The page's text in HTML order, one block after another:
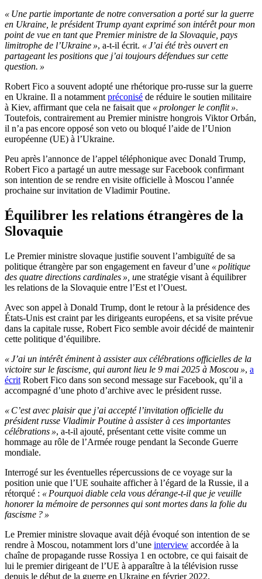
« Une partie importante de notre conversation a porté sur la guerre
en Ukraine, le président Trump ayant exprimé son intérêt pour mon
point de vue en tant que Premier ministre de la Slovaquie, pays
limitrophe de l’Ukraine », a-t-il écrit. « J’ai été très ouvert en
partageant les positions que j’ai toujours défendues sur cette
question. »
Robert Fico a souvent adopté une rhétorique pro-russe sur la guerre
en Ukraine. Il a notamment préconisé de réduire le soutien militaire
à Kiev, affirmant que cela ne faisait que « prolonger le conflit ».
Toutefois, contrairement au Premier ministre hongrois Viktor Orbán,
il n’a pas encore opposé son veto ou bloqué l’aide de l’Union
européenne (UE) à l’Ukraine.
Peu après l’annonce de l’appel téléphonique avec Donald Trump,
Robert Fico a partagé un autre message sur Facebook confirmant
son intention de se rendre en visite officielle à Moscou l’année
prochaine sur invitation de Vladimir Poutine.
Équilibrer les relations étrangères de la
Slovaquie
Le Premier ministre slovaque justifie souvent l’ambiguïté de sa
politique étrangère par son engagement en faveur d’une « politique
des quatre directions cardinales », une stratégie visant à équilibrer
les relations de la Slovaquie entre l’Est et l’Ouest.
Avec son appel à Donald Trump, dont le retour à la présidence des
États-Unis est craint par les dirigeants européens, et sa visite prévue
dans la capitale russe, Robert Fico semble avoir décidé de maintenir
cette politique d’équilibre.
« J’ai un intérêt éminent à assister aux célébrations officielles de la
victoire sur le fascisme, qui auront lieu le 9 mai 2025 à Moscou », a
écrit Robert Fico dans son second message sur Facebook, qu’il a
accompagné d’une photo d’archive avec le président russe.
« C’est avec plaisir que j’ai accepté l’invitation officielle du
président russe Vladimir Poutine à assister à ces importantes
célébrations », a-t-il ajouté, présentant cette visite comme un
hommage au rôle de l’Armée rouge pendant la Seconde Guerre
mondiale.
Interrogé sur les éventuelles répercussions de ce voyage sur la
position unie que l’UE souhaite afficher à l’égard de la Russie, il a
rétorqué : « Pourquoi diable cela vous dérange-t-il que je veuille
honorer la mémoire de personnes qui sont mortes dans la folie du
fascisme ? »
Le Premier ministre slovaque avait déjà évoqué son intention de se
rendre à Moscou, notamment lors d’une interview accordée à la
chaîne de propagande russe Rossiya 1 en octobre, ce qui faisait de
lui le premier dirigeant de l’UE à apparaître à la télévision russe
depuis le début de la guerre en Ukraine en février 2022.